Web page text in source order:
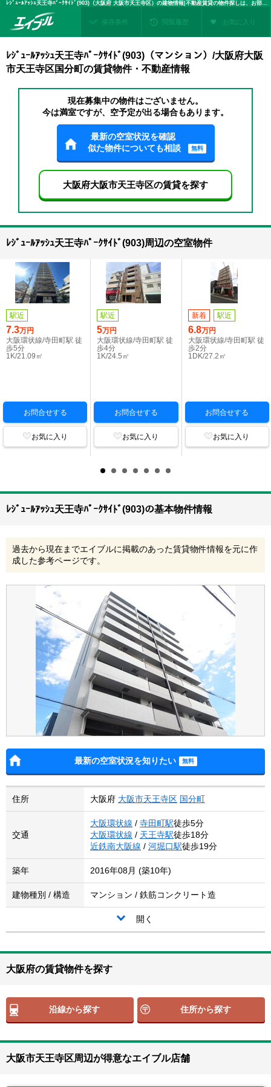
ﾚｼﾞｭｰﾙｱｯｼｭ天王寺ﾊﾟｰｸｻｲﾄﾞ(903)（大阪府 大阪市天王寺区）の建物情報|不動産賃貸の物件探しは、お部屋探しのエイブル
保存条件 閲覧履歴 お気に入り
ﾚｼﾞｭｰﾙｱｯｼｭ天王寺ﾊﾟｰｸｻｲﾄﾞ(903)（マンション）/大阪府大阪
市天王寺区国分町の賃貸物件・不動産情報
現在募集中の物件はございません。
今は満室ですが、空予定が出る場合もあります。
最新の空室状況を確認
似た物件についても相談
無料
大阪府大阪市天王寺区の賃貸を探す
ﾚｼﾞｭｰﾙｱｯｼｭ天王寺ﾊﾟｰｸｻｲﾄﾞ(903)周辺の空室物件
駅近
7.3万円
大阪環状線/寺田町駅 徒
歩5分
1K/21.09㎡
お問合せする
お気に入り
駅近
5万円
大阪環状線/寺田町駅 徒
歩4分
1K/24.5㎡
お問合せする
お気に入り
新着 駅近
6.8万円
大阪環状線/寺田町駅 徒
歩2分
1DK/27.2㎡
お問合せする
お気に入り
ﾚｼﾞｭｰﾙｱｯｼｭ天王寺ﾊﾟｰｸｻｲﾄﾞ(903)の基本物件情報
過去から現在までエイブルに掲載のあった賃貸物件情報を元に作
成した参考ページです。
最新の空室状況を知りたい
住所 大阪府 大阪市天王寺区 国分町
交通
大阪環状線 / 寺田町駅徒歩5分
大阪環状線 / 天王寺駅徒歩18分
近鉄南大阪線 / 河堀口駅徒歩19分
築年 2016年08月 (築10年)
建物種別 / 構造 マンション / 鉄筋コンクリート造
開く
大阪府の賃貸物件を探す
沿線から探す 住所から探す
大阪市天王寺区周辺が得意なエイブル店舗